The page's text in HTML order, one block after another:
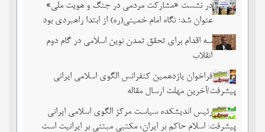
در نشست «مشارکت مردمی در جنگ و هویت ملی»
عنوان شد؛ نگاه امام خمینی(ره) از ابتدا راهبردی بود
سه اقدام برای تحقق تمدن نوین اسلامی در گام دوم
انقلاب
فراخوان یازدهمین کنفرانس الگوی اسلامی ایرانی
پیشرفت/آخرین مهلت ارسال مقاله
رئیس اندیشکده سیاست مرکز الگوی اسلامی ایرانی
پیشرفت: اسلام حاکم بر ایران، مکتبی مبتنی بر ایرانیت است